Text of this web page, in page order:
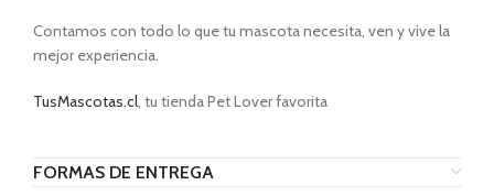
Contamos con todo lo que tu mascota necesita, ven y vive la
mejor experiencia.
TusMascotas.cl, tu tienda Pet Lover favorita
FORMAS DE ENTREGA